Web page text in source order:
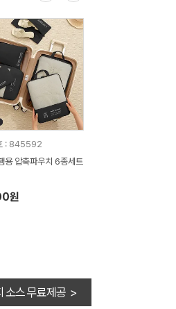
: 845592
용 압축파우치 6종세트
원
소스 무료제공 >